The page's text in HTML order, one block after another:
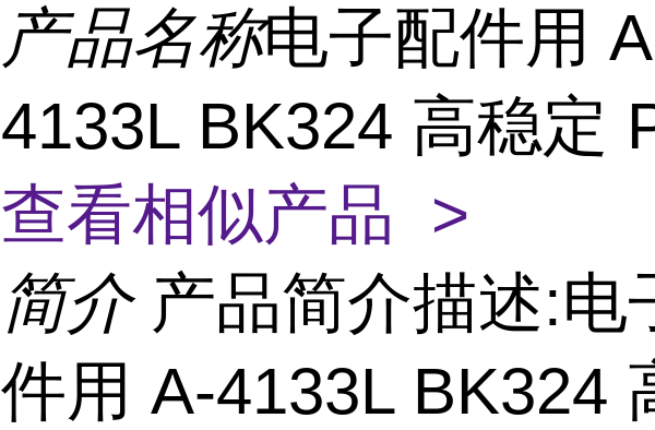
产品名称电子配件用
4133L BK324 高稳定
查看相似产品 >
简介 产品简介描述:电
件用 A-4133L BK324